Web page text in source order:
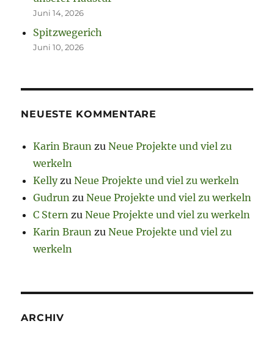
Juni 14, 2026
Spitzwegerich
Juni 10, 2026
NEUESTE KOMMENTARE
Karin Braun zuNeue Projekte und viel zu
werkeln
KellyzuNeue Projekte und viel zu werkeln
Gudrun zuNeue Projekte und viel zu werkeln
C Stern zuNeue Projekte und viel zu werkeln
Karin Braun zuNeue Projekte und viel zu
werkeln
ARCHIV